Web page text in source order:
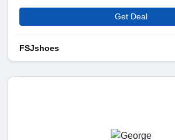
Get Deal
FSJshoes